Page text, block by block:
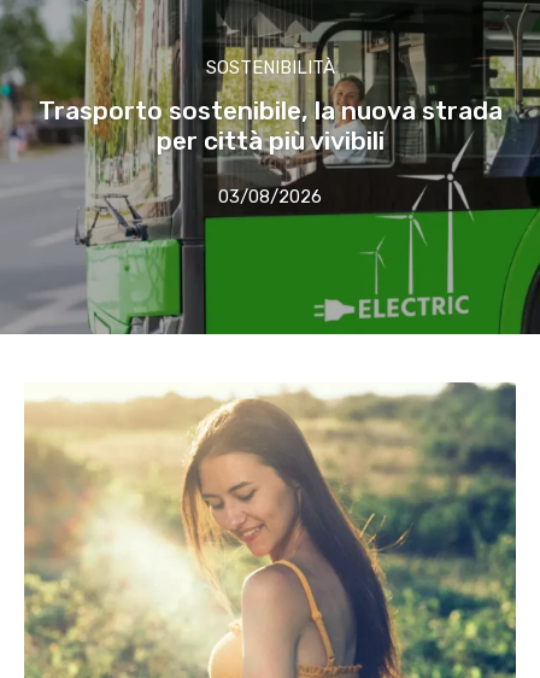
SOSTENIBILITÀ
Trasporto sostenibile, la nuova strada
per città più vivibili
03/08/2026